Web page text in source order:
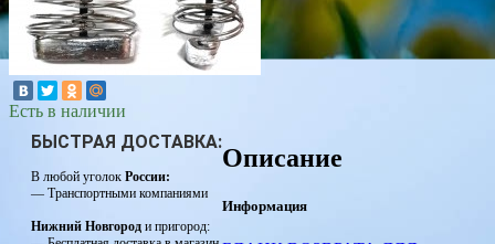
Есть в наличии
БЫСТРАЯ ДОСТАВКА:
В любой уголок России:
— Транспортными компаниями
Нижний Новгород и пригород:
Описание
Информация